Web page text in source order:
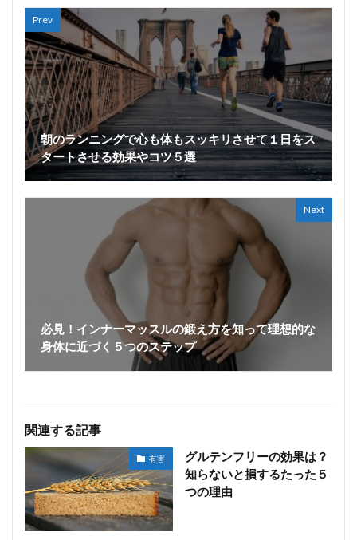
Prev
朝のランニングで心も体もスッキリさせて１日をス
タートさせる効果やコツ５選
Next
必見！インナーマッスルの鍛え方を知って理想的な
身体に近づく５つのステップ
関連する記事
有害
グルテンフリーの効果は？
知らないと損するたった５
つの理由